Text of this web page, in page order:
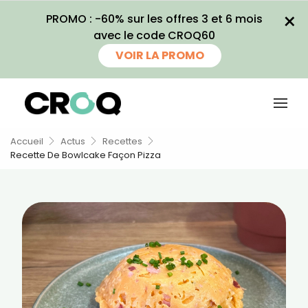
PROMO : -60% sur les offres 3 et 6 mois
avec le code CROQ60
VOIR LA PROMO
×
Accueil Actus
Recettes
Recette De Bowlcake Façon Pizza
Recevez
gratuitement
recettes
cuisine
Ainsi que la newsletter promotionnelle
de CROQ.